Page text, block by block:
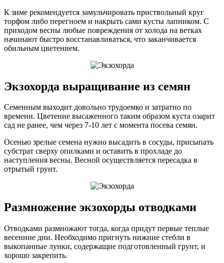
К зиме рекомендуется замульчировать приствольный круг
торфом либо перегноем и накрыть сами кусты лапником. С
приходом весны любые повреждения от холода на ветках
начинают быстро восстанавливаться, что заканчивается
обильным цветением.
Экзохорда выращивание из семян
Семенным выходит довольно трудоемко и затратно по
времени. Цветение высаженного таким образом куста озарит
сад не ранее, чем через 7-10 лет с момента посева семян.
Осенью зрелые семена нужно высадить в сосуды, присыпать
субстрат сверху опилками и оставить в прохладе до
наступления весны. Весной осуществляется пересадка в
отрытый грунт.
Размножение экзохорды отводками
Отводками размножают тогда, когда придут первые теплые
весенние дни. Необходимо пригнуть нижние стебли в
выкопанные лунки, содержащие подготовленный грунт, и
хорошо закрепить.